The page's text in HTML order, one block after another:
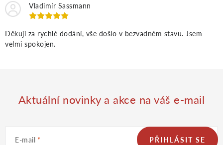
Vladimír Sassmann
Děkuji za rychlé dodání, vše došlo v bezvadném stavu. Jsem
velmi spokojen.
Aktuální novinky a akce na váš e-mail
E-mail PŘIHLÁSIT SE